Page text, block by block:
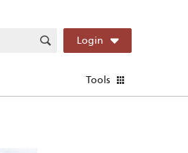
Login
Tools